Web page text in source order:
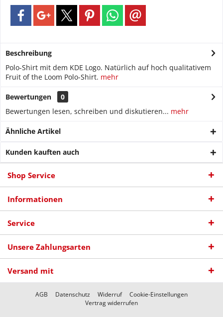
Beschreibung
Polo-Shirt mit dem KDE Logo. Natürlich auf hoch qualitativem
Fruit of the Loom Polo-Shirt. mehr
Bewertungen
0
Bewertungen lesen, schreiben und diskutieren... mehr
Ähnliche Artikel
Kunden kauften auch
Shop Service
Informationen
Service
Unsere Zahlungsarten
Versand mit
AGB Datenschutz Widerruf
Cookie-Einstellungen
Vertrag widerrufen